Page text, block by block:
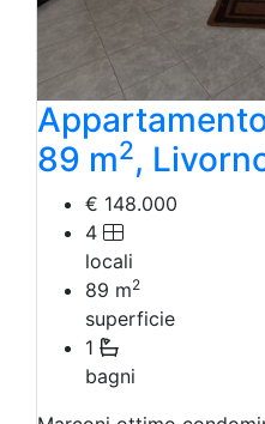
89 m2,
€ 148.000
4
locali
89 m2
superficie
1
bagni